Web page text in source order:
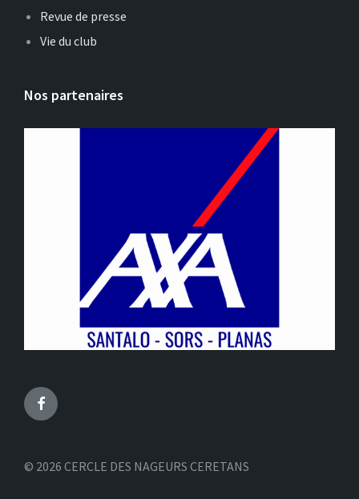
Revue de presse
Vie du club
Nos partenaires
Facebook
© 2026 CERCLE DES NAGEURS CERETANS